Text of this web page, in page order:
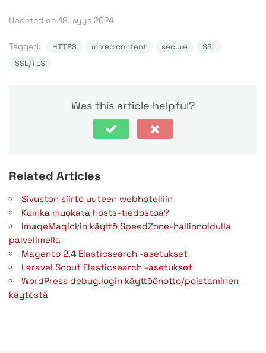
Updated on 18. syys 2024
Tagged: HTTPS mixed content secure
SSL
SSL/TLS
Was this article helpful?
Related Articles
Sivuston siirto uuteen webhotelliin
Kuinka muokata hosts-tiedostoa?
ImageMagickin käyttö SpeedZone-hallinnoidulla
palvelimella
Magento 2.4 Elasticsearch -asetukset
Laravel Scout Elasticsearch -asetukset
WordPress debug.login käyttöönotto/poistaminen
käytöstä